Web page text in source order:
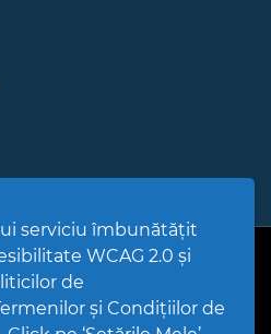
serviciu îmbunătățit
WCAG 2.0 și
de
și Condițiilor de
|Setări Cookies și Accesibilitate
|Politică de confidențialitate site
utilizare a site-ului